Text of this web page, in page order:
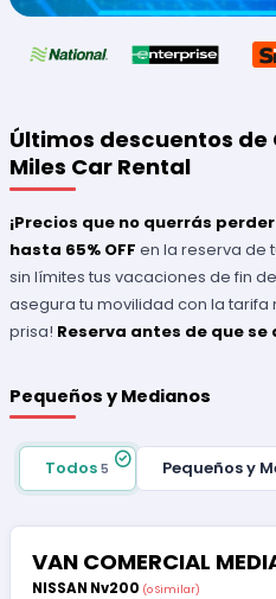
Últimos descuentos
Miles Car Rental
¡Precios que no querrás
hasta 65% OFF en la reserva de
sin límites tus vacaciones de fin
asegura tu movilidad con la tarifa
prisa! Reserva antes de que se
Pequeños y Medianos
Todos5 Pequeños y
VAN COMERCIAL
NISSAN Nv200 (o Similar)